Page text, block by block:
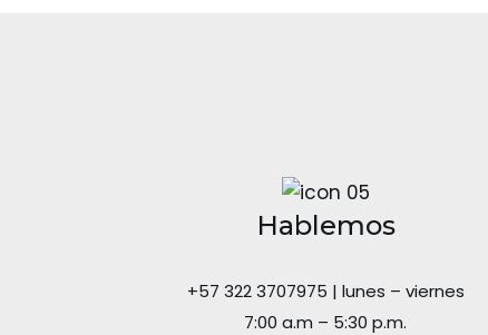
Hablemos
+57 322 3707975 | lunes – viernes
7:00 a.m – 5:30 p.m.